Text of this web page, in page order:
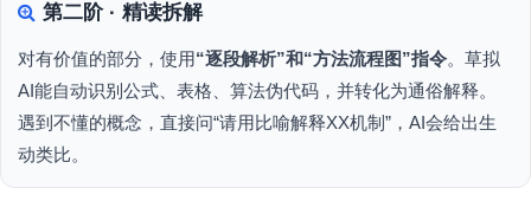
第二阶 · 精读拆解
对有价值的部分，使用“逐段解析”和“方法流程图”指令。草拟
AI能自动识别公式、表格、算法伪代码，并转化为通俗解释。
遇到不懂的概念，直接问“请用比喻解释XX机制”，AI会给出生
动类比。